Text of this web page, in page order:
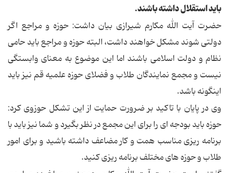
باید استقلال داشته باشند.
حضرت آیت الله مکارم شیرازی بیان داشت: حوزه و مراجع اگر
دولتی شوند مشکل خواهند داشت، البته حوزه و مراجع باید حامی
نظام و دولت اسلامی باشند اما این موضوع به معنای وابستگی
نیست و مجمع نمایندگان طلاب و فضلای حوزه علمیه قم نیز باید
اینگونه باشد.
وی در پایان با تاکید بر ضرورت حمایت از این تشکل حوزوی کرد:
حوزه باید بودجه ای را برای این مجمع در نظر بگیرد و شما نیز باید با
برنامه ریزی مناسب همت و کار مضاعف داشته باشید و برای امور
طلاب و حوزه های مختلف برنامه ریزی کنید.